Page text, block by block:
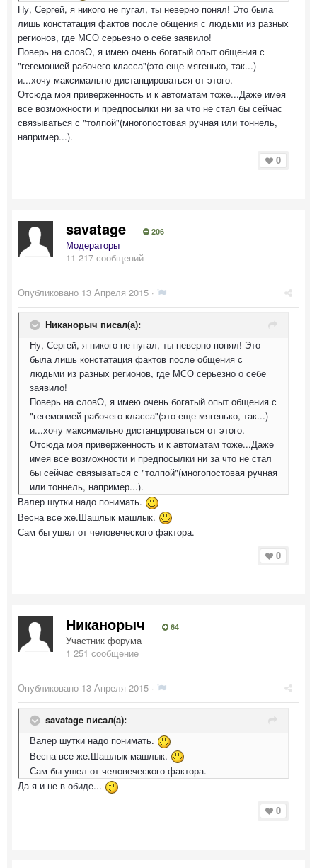
Ну, Сергей, я никого не пугал, ты неверно понял! Это была
лишь констатация фактов после общения с людьми из разных
регионов, где МСО серьезно о себе заявило!
Поверь на словО, я имею очень богатый опыт общения с
"гегемонией рабочего класса"(это еще мягенько, так...)
и...хочу максимально дистанцироваться от этого.
Отсюда моя приверженность и к автоматам тоже...Даже имея
все возможности и предпосылки ни за что не стал бы сейчас
связываться с "толпой"(многопостовая ручная или тоннель,
например...).
0
savatage 206
Модераторы
11 217 сообщений
Опубликовано 13 Апреля 2015 ·
Никанорыч писал(а):
Ну, Сергей, я никого не пугал, ты неверно понял! Это
была лишь констатация фактов после общения с
людьми из разных регионов, где МСО серьезно о себе
заявило!
Поверь на словО, я имею очень богатый опыт общения с
"гегемонией рабочего класса"(это еще мягенько, так...)
и...хочу максимально дистанцироваться от этого.
Отсюда моя приверженность и к автоматам тоже...Даже
имея все возможности и предпосылки ни за что не стал
бы сейчас связываться с "толпой"(многопостовая ручная
или тоннель, например...).
Валер шутки надо понимать.
Весна все же.Шашлык машлык.
Сам бы ушел от человеческого фактора.
0
Никанорыч 64
Участник форума
1 251 сообщение
Опубликовано 13 Апреля 2015 ·
savatage писал(а):
Валер шутки надо понимать.
Весна все же.Шашлык машлык.
Сам бы ушел от человеческого фактора.
Да я и не в обиде...
0